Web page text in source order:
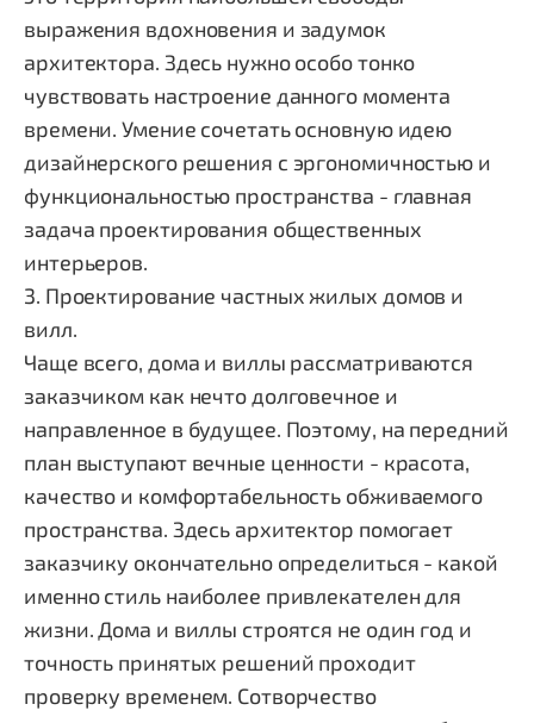
выражения вдохновения и задумок
архитектора. Здесь нужно особо тонко
чувствовать настроение данного момента
времени. Умение сочетать основную идею
дизайнерского решения с эргономичностью и
функциональностью пространства - главная
задача проектирования общественных
интерьеров.
3. Проектирование частных жилых домов и
вилл.
Чаще всего, дома и виллы рассматриваются
заказчиком как нечто долговечное и
направленное в будущее. Поэтому, на передний
план выступают вечные ценности - красота,
качество и комфортабельность обживаемого
пространства. Здесь архитектор помогает
заказчику окончательно определиться - какой
именно стиль наиболее привлекателен для
жизни. Дома и виллы строятся не один год и
точность принятых решений проходит
проверку временем. Сотворчество